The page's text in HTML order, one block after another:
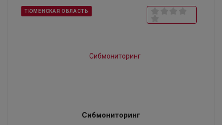
ТЮМЕНСКАЯ ОБЛАСТЬ
Сибмониторинг